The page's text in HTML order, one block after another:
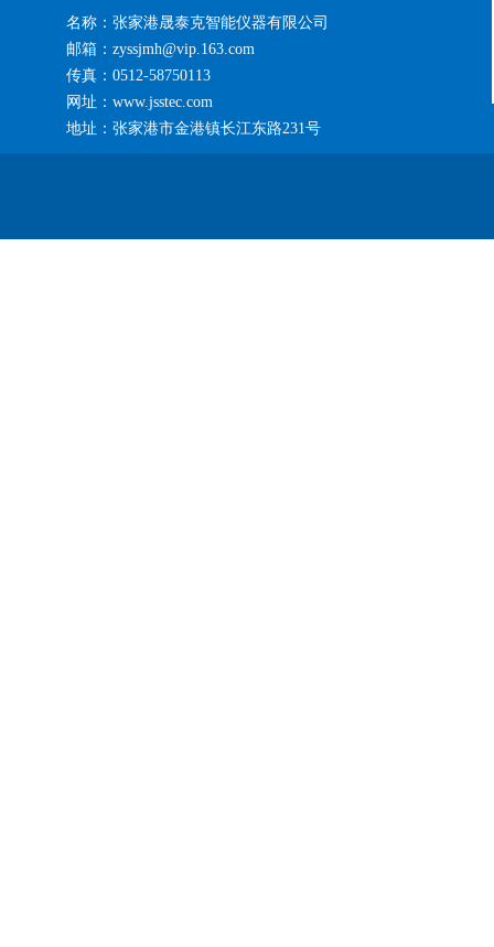
名称：张家港晟泰克智能仪器有限公司
邮箱：zyssjmh@vip.163.com
传真：0512-58750113
网址：www.jsstec.com
地址：张家港市金港镇长江东路231号